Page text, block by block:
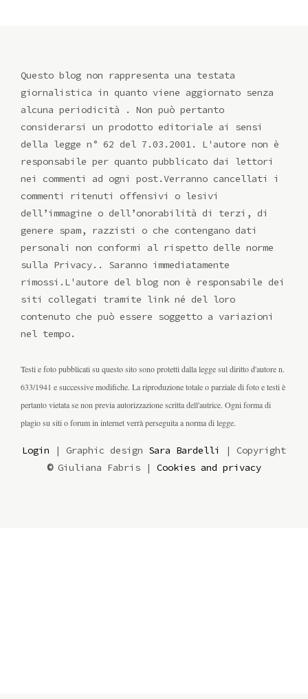
Questo blog non rappresenta una testata
giornalistica in quanto viene aggiornato senza
alcuna periodicità . Non può pertanto
considerarsi un prodotto editoriale ai sensi
della legge n° 62 del 7.03.2001. L'autore non è
responsabile per quanto pubblicato dai lettori
nei commenti ad ogni post.Verranno cancellati i
commenti ritenuti offensivi o lesivi
dell’immagine o dell’onorabilità di terzi, di
genere spam, razzisti o che contengano dati
personali non conformi al rispetto delle norme
sulla Privacy.. Saranno immediatamente
rimossi.L'autore del blog non è responsabile dei
siti collegati tramite link né del loro
contenuto che può essere soggetto a variazioni
nel tempo.
Testi e foto pubblicati su questo sito sono protetti dalla legge sul diritto d'autore n.
633/1941 e successive modifiche. La riproduzione totale o parziale di foto e testi è
pertanto vietata se non previa autorizzazione scritta dell'autrice. Ogni forma di
plagio su siti o forum in internet verrà perseguita a norma di legge.
Login | Graphic design Sara Bardelli
| Copyright
© Giuliana Fabris | Cookies and privacy